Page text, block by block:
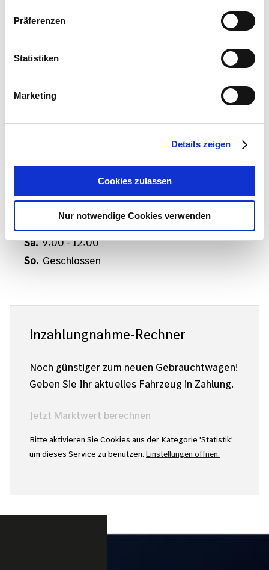
Präferenzen
Statistiken
Marketing
Details zeigen
Cookies zulassen
Nur notwendige Cookies verwenden
Zur Standortseite
Donaustadtstraße 51, 1220 Wien
+43 1 202 53 31
Verkauf ÖFFNET MONTAG 08:00 UHR
8:00 - 18:00
Sa.9:00 - 12:00
So. Geschlossen
Inzahlungnahme-Rechner
Noch günstiger zum neuen Gebrauchtwagen!
Geben Sie Ihr aktuelles Fahrzeug in Zahlung.
Jetzt Marktwert berechnen
Bitte aktivieren Sie Cookies aus der Kategorie 'Statistik'
um dieses Service zu benutzen. Einstellungen öffnen.